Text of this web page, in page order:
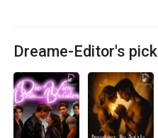
Dreame-Editor's pick